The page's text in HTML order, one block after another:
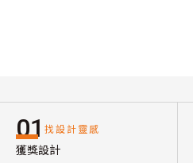
01 找設計靈感
獲獎設計